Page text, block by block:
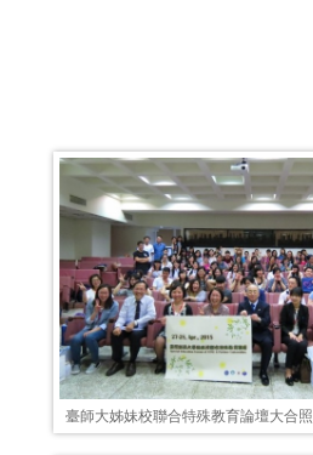
臺師大姊妹校聯合特殊教育論壇大合照